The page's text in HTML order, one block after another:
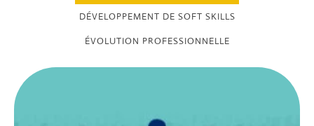
DÉVELOPPEMENT DE SOFT SKILLS
ÉVOLUTION PROFESSIONNELLE